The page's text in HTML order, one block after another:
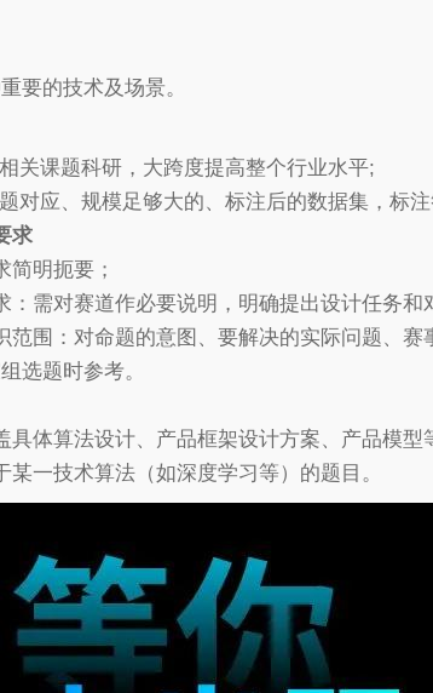
要的技术及场景。
关课题科研，大跨度提高整个行业水平;
对应、规模足够大的、标注后的数据集，标
求
简明扼要；
：需对赛道作必要说明，明确提出设计任务
范围：对命题的意图、要解决的实际问题、
选题时参考。
具体算法设计、产品框架设计方案、产品模型
某一技术算法（如深度学习等）的题目。